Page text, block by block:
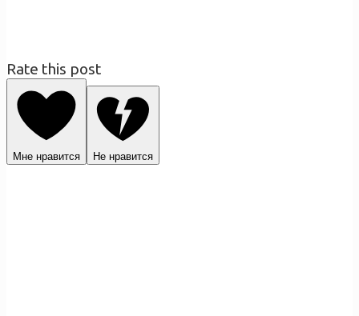
Rate this post
Мне нравится Не нравится